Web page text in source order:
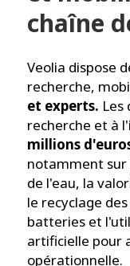
chaîne
Veolia dispose
recherche,
et experts. Les
recherche et à
millions
notamment
de l'eau, la
le recyclage
batteries et
artificielle pour
opérationnelle.